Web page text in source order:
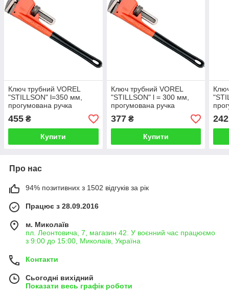
Ключ трубний VOREL
"STILLSON" l=350 мм,
прогумована ручка
455 ₴
Купити
Ключ трубний VOREL
"STILLSON" l = 300 мм,
прогумована ручка
377₴
Купити
242
Про нас
94% позитивних з 1502 відгуків за рік
Працює з 28.09.2016
м. Миколаїв
пл. Леонтовича, 7, магазин 42. У воєнний час працюємо
з 9:00 до 15:00, Миколаїв, Україна
Контакти
Сьогодні вихідний
Показати весь графік роботи